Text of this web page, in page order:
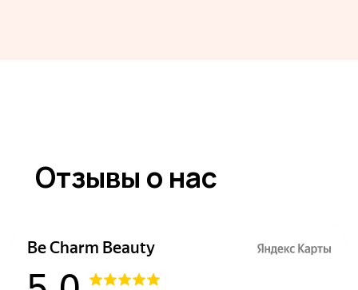
Отзывы о нас